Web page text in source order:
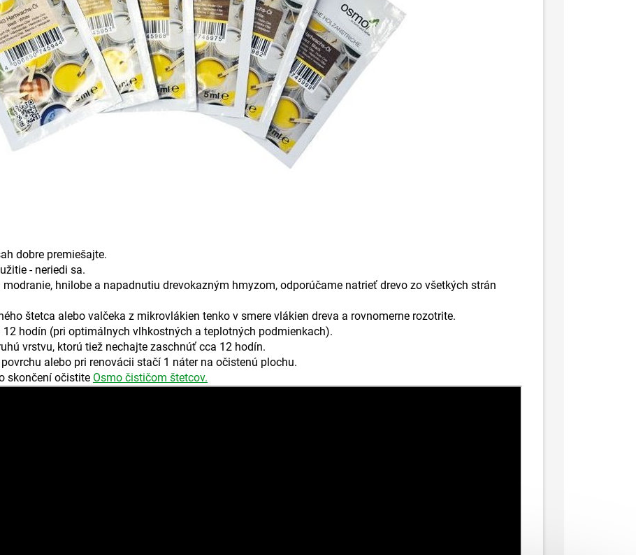
dobre premiešajte.
- neriedi sa.
hnilobe a napadnutiu drevokazným hmyzom, odporúčame natrieť drevo zo všetkých strán
štetca alebo valčeka z mikrovlákien tenko v smere vlákien dreva a rovnomerne rozotrite.
hodín (pri optimálnych vlhkostných a teplotných podmienkach).
vrstvu, ktorú tiež nechajte zaschnúť cca 12 hodín.
alebo pri renovácii stačí 1 náter na očistenú plochu.
skončení očistite Osmo čističom štetcov.